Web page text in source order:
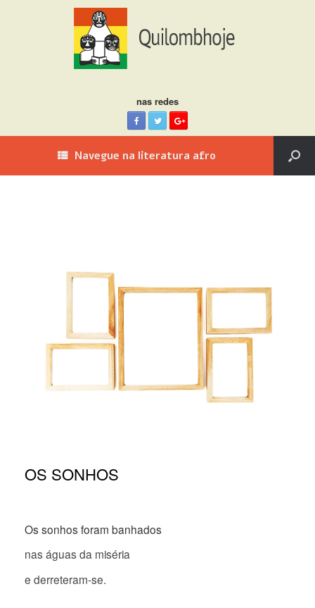
nas redes
Navegue na literatura afro
OS SONHOS
Os sonhos foram banhados
nas águas da miséria
e derreteram-se.